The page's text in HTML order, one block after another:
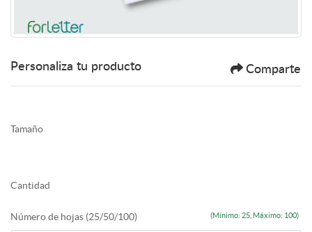
Personaliza tu producto Comparte
Tamaño
Cantidad
(Mínimo: 25, Máximo: 100)
Número de hojas (25/50/100)